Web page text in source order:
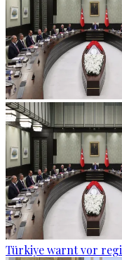
Türkiye warnt vor